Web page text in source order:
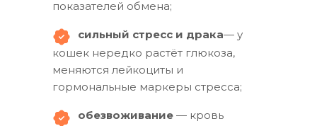
показателей обмена;
сильный стресс и драка— у
кошек нередко растёт глюкоза,
меняются лейкоциты и
гормональные маркеры стресса;
обезвоживание — кровь